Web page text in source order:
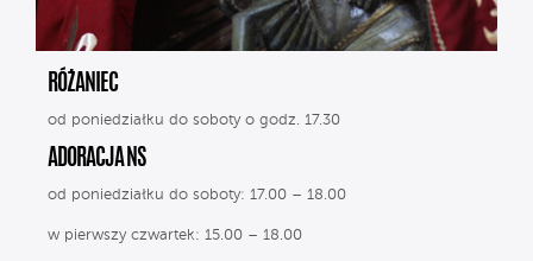
RÓŻANIEC
od poniedziałku do soboty o godz. 17.30
ADORACJA NS
od poniedziałku do soboty: 17.00 – 18.00
w pierwszy czwartek: 15.00 – 18.00